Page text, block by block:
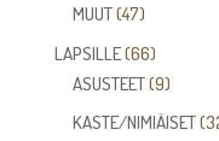
MUUT 4747
tuotetta
LAPSILLE 6666
tuotetta
ASUSTEET 99
KASTE/NIMIÄISET